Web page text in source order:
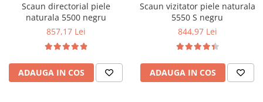
Scaun directorial piele
naturala 5500 negru
857,17 Lei
ADAUGA IN COS
Scaun vizitator piele naturala
5550 S negru
844,97 Lei
ADAUGA IN COS